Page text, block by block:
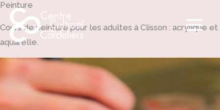
Aller
contenu
Peinture
Cours de peinture pour les adultes à Clisson : acrylique et
aquarelle.